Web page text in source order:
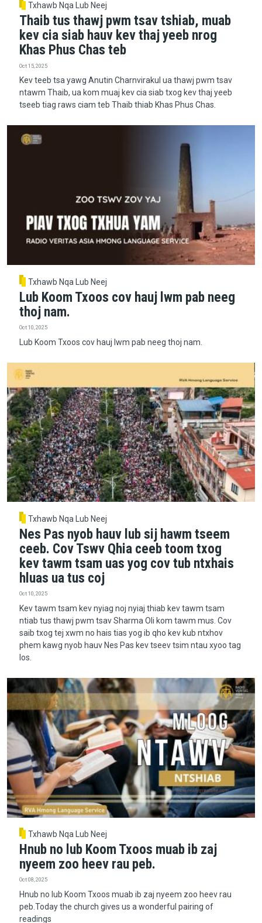
Txhawb Nqa Lub Neej
Thaib tus thawj pwm tsav tshiab, muab
kev cia siab hauv kev thaj yeeb nrog
Khas Phus Chas teb
Oct 15, 2025
Kev teeb tsa yawg Anutin Charnvirakul ua thawj pwm tsav
ntawm Thaib, ua kom muaj kev cia siab txog kev thaj yeeb
tseeb tiag raws ciam teb Thaib thiab Khas Phus Chas.
Txhawb Nqa Lub Neej
Lub Koom Txoos cov hauj lwm pab neeg
thoj nam.
Oct 10, 2025
Lub Koom Txoos cov hauj lwm pab neeg thoj nam.
Txhawb Nqa Lub Neej
Nes Pas nyob hauv lub sij hawm tseem
ceeb. Cov Tswv Qhia ceeb toom txog
kev tawm tsam uas yog cov tub ntxhais
hluas ua tus coj
Oct 10, 2025
Kev tawm tsam kev nyiag noj nyiaj thiab kev tawm tsam
ntiab tus thawj pwm tsav Sharma Oli kom tawm mus. Cov
saib txog tej xwm no hais tias yog ib qho kev kub ntxhov
phem kawg nyob hauv Nes Pas kev tseev tsim ntau xyoo tag
los.
Txhawb Nqa Lub Neej
Hnub no lub Koom Txoos muab ib zaj
nyeem zoo heev rau peb.
Oct 08, 2025
Hnub no lub Koom Txoos muab ib zaj nyeem zoo heev rau
peb.Today the church gives us a wonderful pairing of
readings